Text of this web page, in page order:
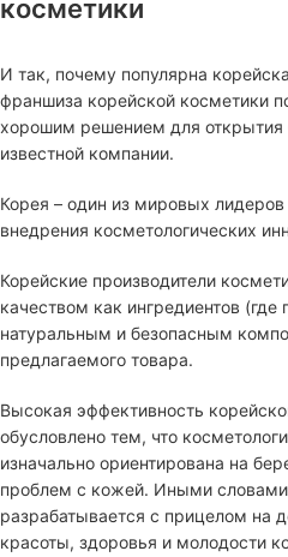
косметики
И так, почему популярна
франшиза корейской косметики
хорошим решением для открытия
известной компании.
Корея – один из мировых лидеров
внедрения косметологических
Корейские производители
качеством как ингредиентов (где
натуральным и безопасным
предлагаемого товара.
Высокая эффективность
обусловлено тем, что
изначально ориентирована на
проблем с кожей. Иными
разрабатывается с прицелом на
красоты, здоровья и молодости